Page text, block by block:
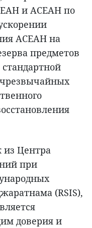
и АСЕАН по
АСЕАН на
предметов
чрезвычайных
из Центра
при
(RSIS),
доверия и